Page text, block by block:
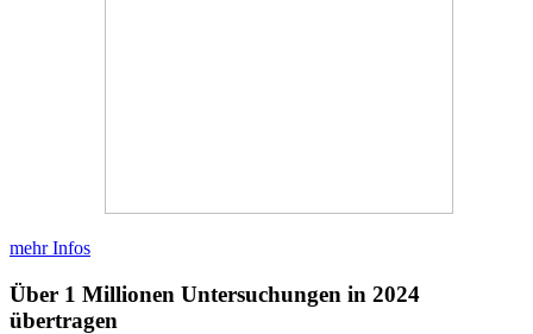
mehr Infos
Über 1 Millionen Untersuchungen in 2024
übertragen